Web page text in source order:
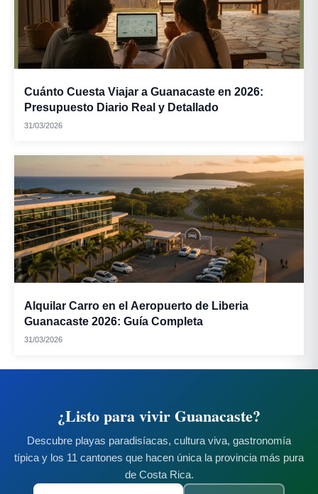
Cuánto Cuesta Viajar a Guanacaste en 2026:
Presupuesto Diario Real y Detallado
31/03/2026
Alquilar Carro en el Aeropuerto de Liberia
Guanacaste 2026: Guía Completa
31/03/2026
¿Listo para vivir Guanacaste?
Descubre playas paradisíacas, cultura viva, gastronomía
típica y los 11 cantones que hacen única la provincia más pura
de Costa Rica.